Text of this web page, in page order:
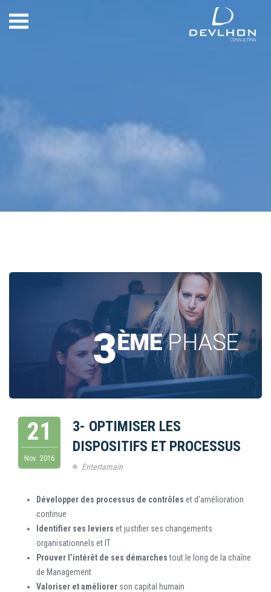
21
Nov. 2016
3- OPTIMISER LES
DISPOSITIFS ET PROCESSUS
Entertamain
Développer des processus de contrôles et d’amélioration
continue
Identifier ses leviers et justifier ses changements
organisationnels et IT
Prouver l’intérêt de ses démarchestout le long de la chaîne
de Management
Valoriser et améliorer son capital humain